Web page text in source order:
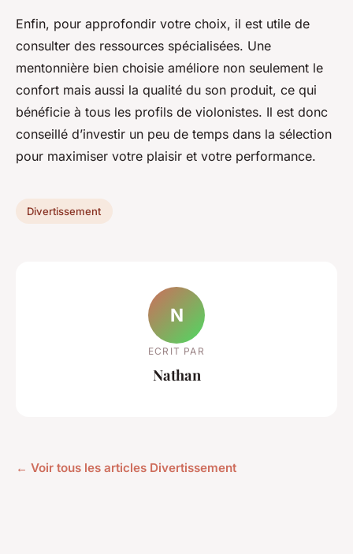
Enfin, pour approfondir votre choix, il est utile de
consulter des ressources spécialisées. Une
mentonnière bien choisie améliore non seulement le
confort mais aussi la qualité du son produit, ce qui
bénéficie à tous les profils de violonistes. Il est donc
conseillé d’investir un peu de temps dans la sélection
pour maximiser votre plaisir et votre performance.
Divertissement
N
ECRIT PAR
Nathan
← Voir tous les articles Divertissement